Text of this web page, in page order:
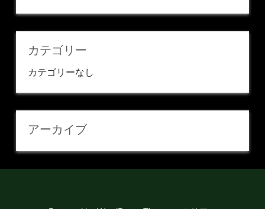
カテゴリー
カテゴリーなし
アーカイブ